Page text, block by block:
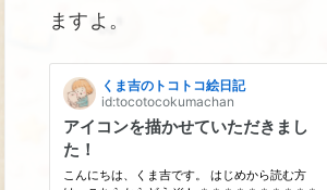
ますよ。